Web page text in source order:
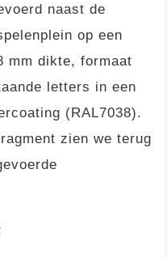
naast de
op een
mm dikte, formaat
letters in een
(RAL7038).
zien we terug